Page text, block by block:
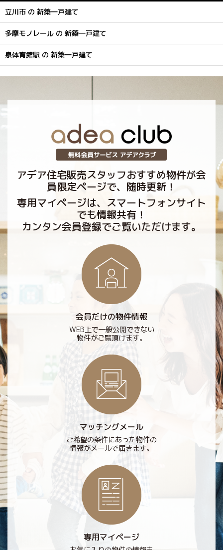
立川市 の 新築一戸建て
多摩モノレール の 新築一戸建て
泉体育館駅 の 新築一戸建て
アデア住宅販売スタッフおすすめ物件が会
員限定ページで、随時更新！
専用マイページは、スマートフォンサイト
でも情報共有！
カンタン会員登録でご覧いただけます。
会員だけの物件情報
WEB上で一般公開できない
物件がご覧頂けます。
マッチングメール
ご希望の条件にあった物件の
情報がメールで届きます。
専用マイページ